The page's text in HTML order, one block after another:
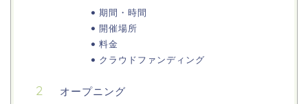
期間・時間
開催場所
料金
クラウドファンディング
オープニング